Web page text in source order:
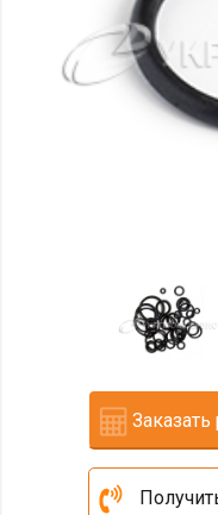
Заказать